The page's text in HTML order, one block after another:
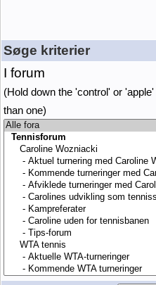
Søge kriterier
I forum
(Hold down the 'control' or
than one)